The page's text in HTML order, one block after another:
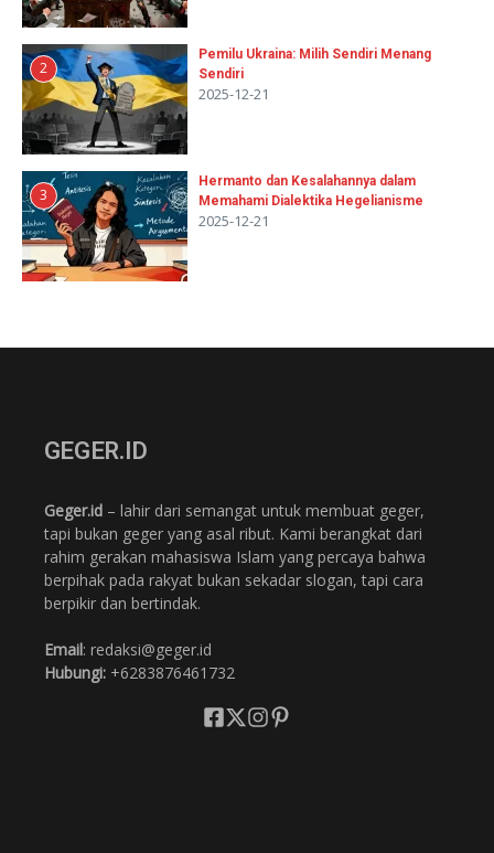
2
Pemilu Ukraina: Milih Sendiri Menang
Sendiri
2025-12-21
3
Hermanto dan Kesalahannya dalam
Memahami Dialektika Hegelianisme
2025-12-21
GEGER.ID
Geger.id – lahir dari semangat untuk membuat geger,
tapi bukan geger yang asal ribut. Kami berangkat dari
rahim gerakan mahasiswa Islam yang percaya bahwa
berpihak pada rakyat bukan sekadar slogan, tapi cara
berpikir dan bertindak.
Email: redaksi@geger.id
Hubungi: +6283876461732